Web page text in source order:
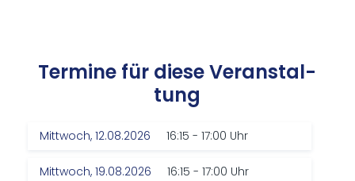
Ter­mi­ne für die­se Ver­an­stal­
tung
Mittwoch, 12.08.2026 16:15 - 17:00 Uhr
Mittwoch, 19.08.2026 16:15 - 17:00 Uhr